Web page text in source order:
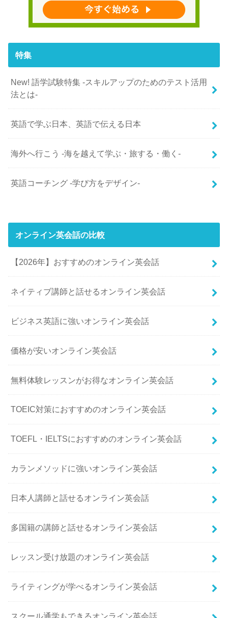
特集
New! 語学試験特集 -スキルアップのためのテスト活用
法とは-
英語で学ぶ日本、英語で伝える日本
海外へ行こう -海を越えて学ぶ・旅する・働く-
英語コーチング -学び方をデザイン-
オンライン英会話の比較
【2026年】おすすめのオンライン英会話
ネイティブ講師と話せるオンライン英会話
ビジネス英語に強いオンライン英会話
価格が安いオンライン英会話
無料体験レッスンがお得なオンライン英会話
TOEIC対策におすすめのオンライン英会話
TOEFL・IELTSにおすすめのオンライン英会話
カランメソッドに強いオンライン英会話
日本人講師と話せるオンライン英会話
多国籍の講師と話せるオンライン英会話
レッスン受け放題のオンライン英会話
ライティングが学べるオンライン英会話
スクール通学もできるオンライン英会話